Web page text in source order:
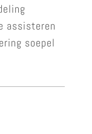
assisteren
soepel